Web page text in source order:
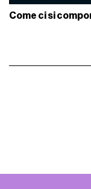
Come ci si